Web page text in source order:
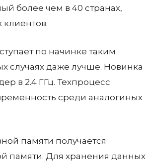
более чем в 40 странах,
по начинке таким
случаях даже лучше. Новинка
в 2.4 ГГц. Техпроцесс
среди аналогиных
памяти получается
памяти. Для хранения данных